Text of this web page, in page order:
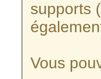
supports
Vous